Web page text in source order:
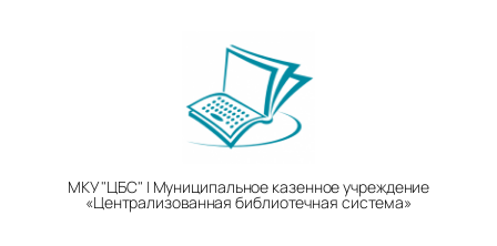
МКУ "ЦБС" | Муниципальное казенное учреждение
«Централизованная библиотечная система»